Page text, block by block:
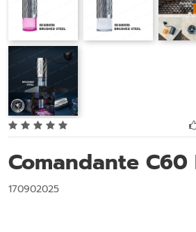
Comandante C60
170902025